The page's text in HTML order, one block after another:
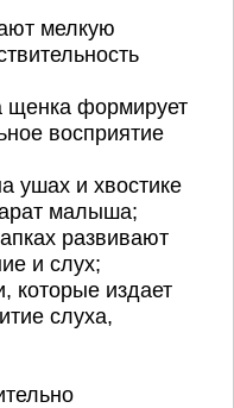
мелкую
формирует
восприятие
ушах и хвостике
малыша;
развивают
и слух;
которые издает
слуха,